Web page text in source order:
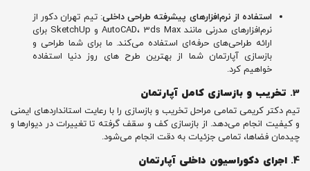
استفاده از نرم‌افزارهای پیشرفته طراحی داخلی: تیم تهران دکور از
نرم‌افزارهای مدرنی مانند AutoCAD، 3ds Max و SketchUp برای
ارائه طراحی‌های حرفه‌ای استفاده می‌کند. ما برای شما طراحی و
بازسازی آپارتمان شما از بهترین طرح های روز دنیا استفاده
خواهیم کرد.
3. تخریب و بازسازی کامل آپارتمان
تیم دکتر کریمی تمامی مراحل تخریب و بازسازی را با رعایت استانداردهای ایمنی
و کیفیت انجام می‌دهد. از بازسازی کف و سقف گرفته تا تغییرات در دیوارها و
چیدمان فضاها، تمامی جزئیات به دقت انجام می‌شود.
4. اجرای دکوراسیون داخلی آپارتمان